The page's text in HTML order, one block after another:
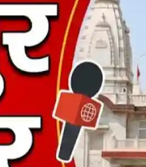
वोटर लिस्ट